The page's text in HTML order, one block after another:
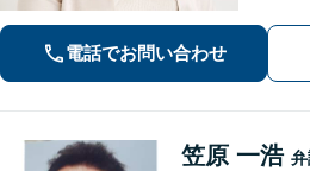
力でサ
迎。ま
電話でお問い合わせ
笠原 一浩